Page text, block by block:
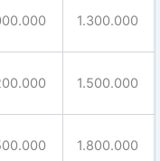
1.300.000
1.500.000
1.800.000